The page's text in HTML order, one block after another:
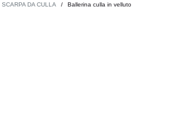
SCARPA DA CULLA / Ballerina culla in velluto